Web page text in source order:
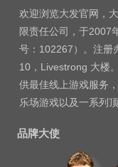
欢迎浏览大发官网，
限责任公司，于2007
号：102267）。注册
10，Livestrong 大楼
供最佳线上游戏服务
乐场游戏以及一系列
品牌大使